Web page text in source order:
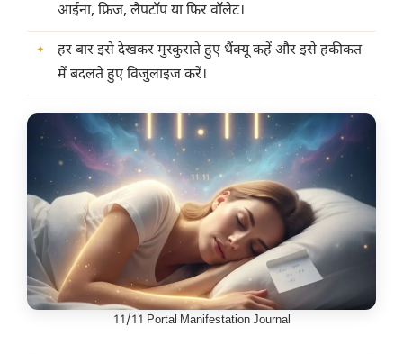
आईना, फ्रिज, लैपटॉप या फिर वॉलेट।
हर बार इसे देखकर मुस्कुराते हुए थैंक्यू कहें और इसे हकीकत
में बदलते हुए विजुलाइज करें।
11/11 Portal Manifestation Journal